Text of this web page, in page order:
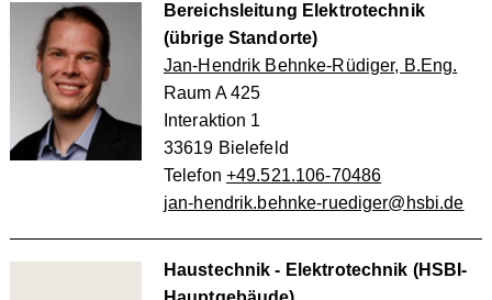
Bereichsleitung Elektrotechnik
(übrige Standorte)
Jan-Hendrik Behnke-Rüdiger, B.Eng.
Raum A 425
Interaktion 1
33619 Bielefeld
Telefon +49.521.106-70486
jan-hendrik.behnke-ruediger@hsbi.de
Haustechnik - Elektrotechnik (HSBI-